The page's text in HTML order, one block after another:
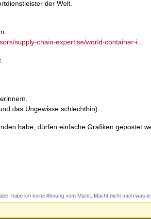
der Welt.
supply-chain-expertise/world-container-i...
das Ungewisse schlechthin)
habe, dürfen einfache Grafiken gepostet
habe ich keine Ahnung vom Markt. Macht nicht nach was